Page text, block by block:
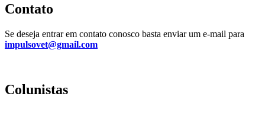
Contato
Se deseja entrar em contato conosco basta enviar um e-mail para
impulsovet@gmail.com
Colunistas